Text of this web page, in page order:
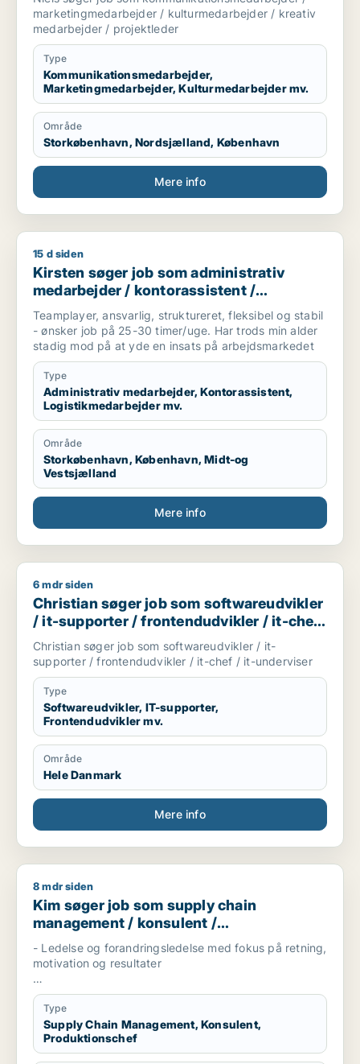
kulturmedarbejder / kreativ medarbejder /
projektleder
marketingmedarbejder / kulturmedarbejder / kreativ
medarbejder / projektleder
Type
Kommunikationsmedarbejder,
Marketingmedarbejder, Kulturmedarbejder mv.
Område
Storkøbenhavn, Nordsjælland, København
Mere info
Kirsten søger job som administrativ medarbejder /
15 d siden
Kirsten søger job som administrativ
medarbejder / kontorassistent /
logistikmedarbejder /
kundeservicemedarbejder /
kvalitetskoordinator
Teamplayer, ansvarlig, struktureret, fleksibel og stabil
- ønsker job på 25-30 timer/uge. Har trods min alder
stadig mod på at yde en insats på arbejdsmarkedet
Type
Administrativ medarbejder, Kontorassistent,
Logistikmedarbejder mv.
Område
Storkøbenhavn, København, Midt-og
Vestsjælland
Mere info
Christian søger job som softwareudvikler / it-supporter /
6 mdr siden
Christian søger job som softwareudvikler
/ it-supporter / frontendudvikler / it-chef
/ it-underviser
Christian søger job som softwareudvikler / it-
supporter / frontendudvikler / it-chef / it-underviser
Type
Softwareudvikler, IT-supporter,
Frontendudvikler mv.
Område
Hele Danmark
Mere info
Kim søger job som supply chain management / konsulent /
8 mdr siden
Kim søger job som supply chain
management / konsulent /
produktionschef
- Ledelse og forandringsledelse med fokus på retning,
motivation og resultater
- Procesoptimering og Continuous Improvement (Lean
/ Six Sigma) med dokumenterede forbedringer
- Projektledelse og implementering i komplekse
organisationer
Type
Supply Chain Management, Konsulent,
Produktionschef